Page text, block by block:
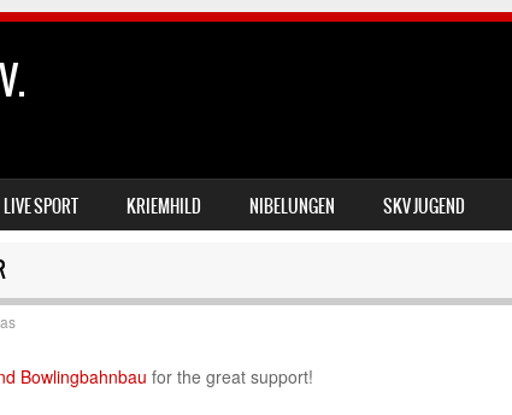
LIVE SPORT KRIEMHILD NIBELUNGEN SKV JUGEND
Bowlingbahnbau for the great support!